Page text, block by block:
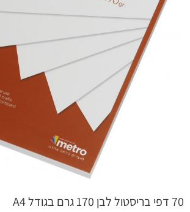
מונחים
70 דפי בריסטול לבן 170 גרם בגודל A4